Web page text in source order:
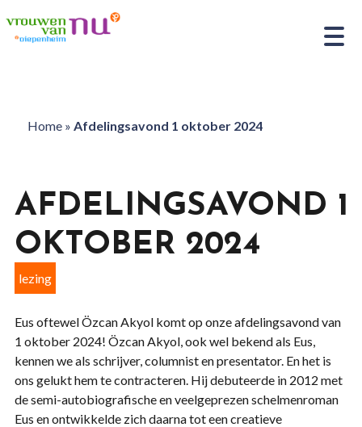
Home» Afdelingsavond 1 oktober 2024
AFDELINGSAVOND 1
OKTOBER 2024
lezing
Eus oftewel Özcan Akyol komt op onze afdelingsavond van
1 oktober 2024! Özcan Akyol, ook wel bekend als Eus,
kennen we als schrijver, columnist en presentator. En het is
ons gelukt hem te contracteren. Hij debuteerde in 2012 met
de semi-autobiografische en veelgeprezen schelmenroman
Eus en ontwikkelde zich daarna tot een creatieve